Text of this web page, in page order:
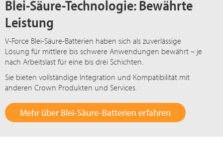
Blei-Säure-Technologie: Bewährte
Leistung
V-Force Blei-Säure-Batterien haben sich als zuverlässige
Lösung für mittlere bis schwere Anwendungen bewährt – je
nach Arbeitslast für eine bis drei Schichten.
Sie bieten vollständige Integration und Kompatibilität mit
anderen Crown Produkten und Services.
Mehr über Blei-Säure-Batterien erfahren